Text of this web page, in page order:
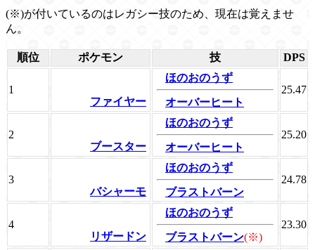
(※)が付いているのはレガシー技のため、現在は覚えませ
ん。
順位 ポケモン 技 DPS
1
ファイヤー
ほのおのうず
オーバーヒート
25.47
2
ブースター
ほのおのうず
オーバーヒート
25.20
3
バシャーモ
ほのおのうず
ブラストバーン
24.78
4
リザードン
ほのおのうず
ブラストバーン(※)
23.30